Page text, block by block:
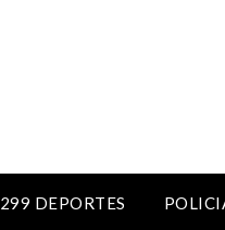
299 DEPORTES